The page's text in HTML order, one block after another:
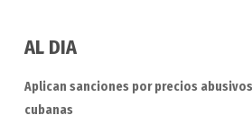
AL DIA
Aplican sanciones por precios
cubanas